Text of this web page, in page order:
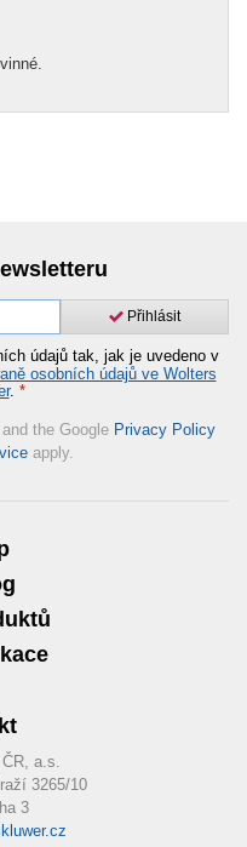
Přihlásit
údajů tak, jak je uvedeno v
osobních údajů ve Wolters
. *
the Google Privacy Policy
apply.
a.s.
3265/10
3